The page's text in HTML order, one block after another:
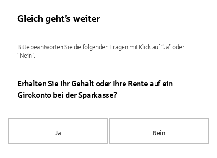
Gleich geht’s weiter
Bitte beantworten Sie die folgenden Fragen mit Klick auf “Ja” oder
“Nein”.
Erhalten Sie Ihr Gehalt oder Ihre Rente auf ein
Girokonto bei der Sparkasse?
Ja Nein